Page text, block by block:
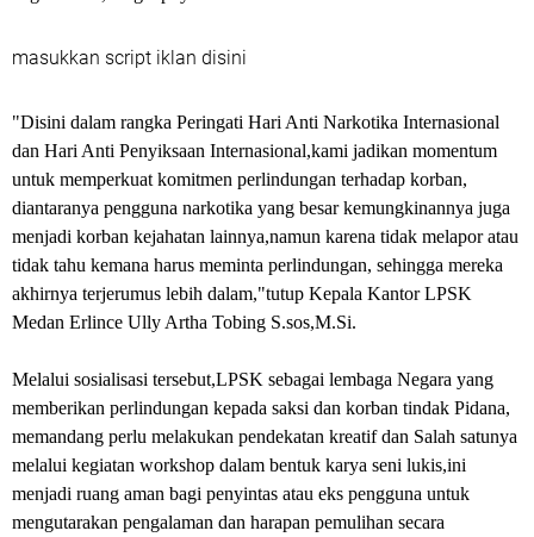
masukkan script iklan disini
"Disini dalam rangka Peringati Hari Anti Narkotika Internasional
dan Hari Anti Penyiksaan Internasional,kami jadikan momentum
untuk memperkuat komitmen perlindungan terhadap korban,
diantaranya pengguna narkotika yang besar kemungkinannya juga
menjadi korban kejahatan lainnya,namun karena tidak melapor atau
tidak tahu kemana harus meminta perlindungan, sehingga mereka
akhirnya terjerumus lebih dalam,"tutup Kepala Kantor LPSK
Medan Erlince Ully Artha Tobing S.sos,M.Si.
Melalui sosialisasi tersebut,LPSK sebagai lembaga Negara yang
memberikan perlindungan kepada saksi dan korban tindak Pidana,
memandang perlu melakukan pendekatan kreatif dan Salah satunya
melalui kegiatan workshop dalam bentuk karya seni lukis,ini
menjadi ruang aman bagi penyintas atau eks pengguna untuk
mengutarakan pengalaman dan harapan pemulihan secara